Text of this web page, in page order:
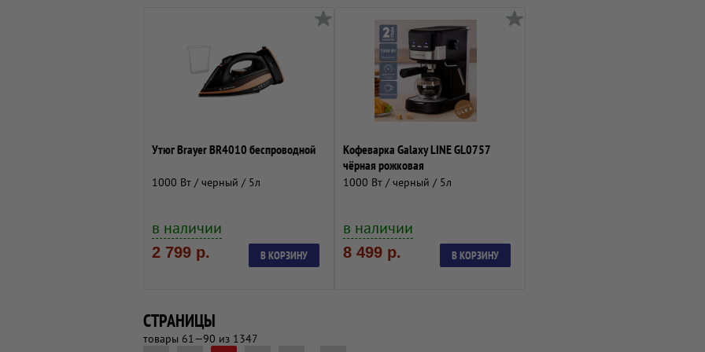
Утюг Brayer BR4010 беспроводной
1000 Вт / черный / 5л
в наличии
2 799 р. В КОРЗИНУ
Кофеварка Galaxy LINE GL0757
чёрная рожковая
1000 Вт / черный / 5л
в наличии
8 499 р. В КОРЗИНУ
СТРАНИЦЫ
товары 61—90 из 1347